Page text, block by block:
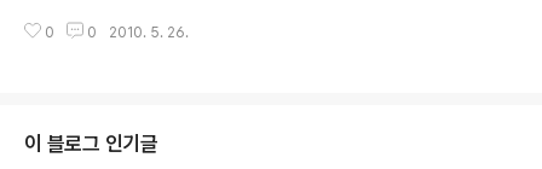
앗을 수집하고 싶었는데, 생각보다 길찾기가 어려워서 벚
었답니다. 아이들을 학교에 데려다 놓고나서 시용샘과 둘
이서 다시한번 야생화 씨앗을 찾으러 다녀왔습니다. 다행
0 0 2010. 5. 26.
이 블로그 인기글